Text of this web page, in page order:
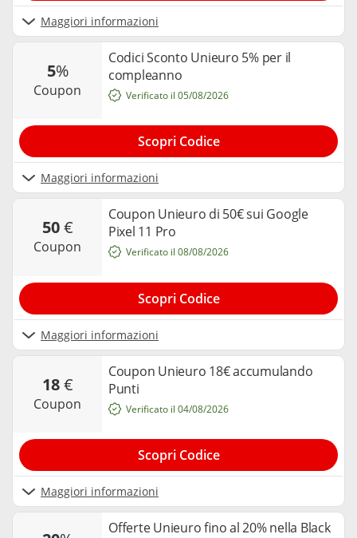
Maggiori informazioni
5%
coupon
Codici Sconto Unieuro 5% per il
compleanno
Maggiori informazioni
Verificato il 05/08/2026
Scopri Codice
50€
coupon
Coupon Unieuro di 50€ sui Google
Pixel 11 Pro
Maggiori informazioni
Verificato il 08/08/2026
Scopri Codice
18€
coupon
Coupon Unieuro 18€ accumulando
Punti
Maggiori informazioni
Verificato il 04/08/2026
Scopri Codice
Offerte Unieuro fino al 20% nella Black